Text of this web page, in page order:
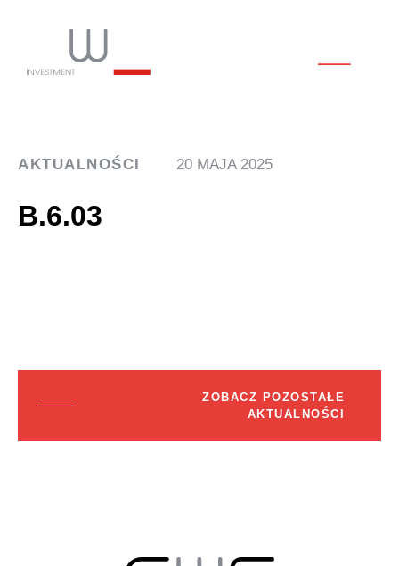
AKTUALNOŚCI 20 MAJA 2025
B.6.03
ZOBACZ POZOSTAŁE
AKTUALNOŚCI